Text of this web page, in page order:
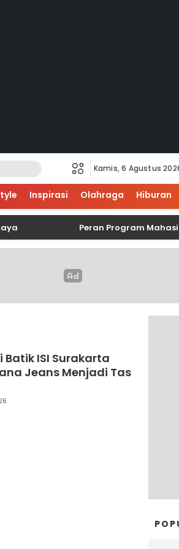
Kamis, 6 Agustus
Inspirasi Olahraga Hiburan
Peran Program Mahasiswa
ISI Surakarta
Jeans Menjadi Tas